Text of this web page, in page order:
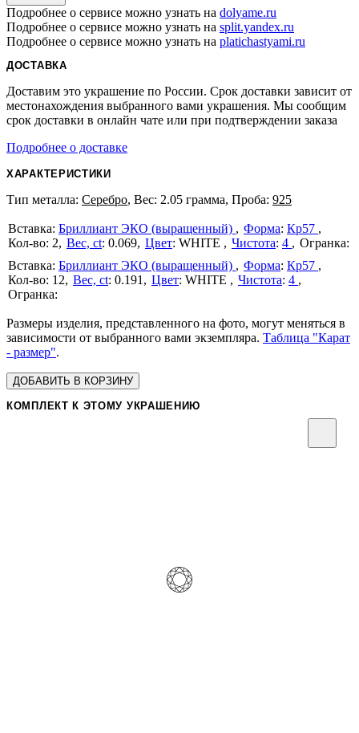
Подробнее о сервисе можно узнать на dolyame.ru
Подробнее о сервисе можно узнать на split.yandex.ru
Подробнее о сервисе можно узнать на platichastyami.ru
ДОСТАВКА
Доставим это украшение по России. Срок доставки зависит от
местонахождения выбранного вами украшения. Мы сообщим
срок доставки в онлайн чате или при подтверждении заказа
Подробнее о доставке
ХАРАКТЕРИСТИКИ
Тип металла: Серебро, Вес: 2.05 грамма, Проба: 925
Бриллиант ЭКО (выращенный) Форма: Кр57
2
Вес, ct: 0.069 Цвет: WHITE Чистота: 4
Бриллиант ЭКО (выращенный)
Форма: Кр57
12
Вес, ct: 0.191 Цвет: WHITE Чистота: 4
Размеры изделия, представленного на фото, могут меняться в
зависимости от выбранного вами экземпляра. Таблица "Карат
- размер".
ДОБАВИТЬ В КОРЗИНУ
КОМПЛЕКТ К ЭТОМУ УКРАШЕНИЮ